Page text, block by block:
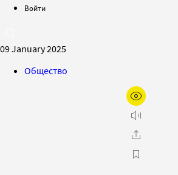
Войти
09 January 2025
Общество